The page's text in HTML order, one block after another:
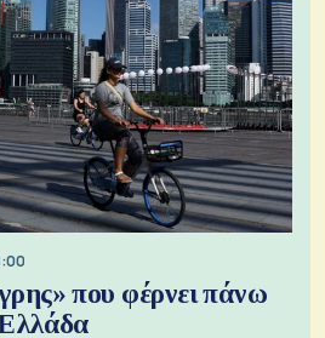
που φέρνει πάνω